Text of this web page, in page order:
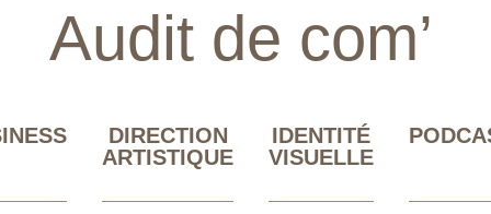
Audit de com’
DIRECTION
ARTISTIQUE
IDENTITÉ
VISUELLE